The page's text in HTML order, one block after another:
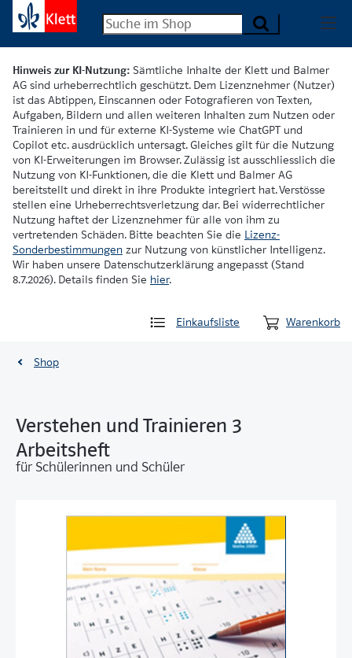
Hinweis zur KI-Nutzung: Sämtliche Inhalte der Klett und Balmer
AG sind urheberrechtlich geschützt. Dem Lizenznehmer (Nutzer)
ist das Abtippen, Einscannen oder Fotografieren von Texten,
Aufgaben, Bildern und allen weiteren Inhalten zum Nutzen oder
Trainieren in und für externe KI-Systeme wie ChatGPT und
Copilot etc. ausdrücklich untersagt. Gleiches gilt für die Nutzung
von KI-Erweiterungen im Browser. Zulässig ist ausschliesslich die
Nutzung von KI-Funktionen, die die Klett und Balmer AG
bereitstellt und direkt in ihre Produkte integriert hat. Verstösse
stellen eine Urheberrechtsverletzung dar. Bei widerrechtlicher
Nutzung haftet der Lizenznehmer für alle von ihm zu
vertretenden Schäden. Bitte beachten Sie die Lizenz-
Sonderbestimmungen zur Nutzung von künstlicher Intelligenz.
Wir haben unsere Datenschutzerklärung angepasst (Stand
8.7.2026). Details finden Sie hier.
Einkaufsliste Warenkorb
Shop
Verstehen und Trainieren 3
Arbeitsheft
für Schülerinnen und Schüler